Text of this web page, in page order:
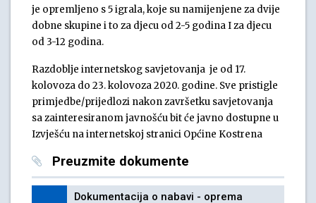
je opremljeno s 5 igrala, koje su namijenjene za dvije
dobne skupine i to za djecu od 2-5 godina I za djecu
od 3-12 godina.
Razdoblje internetskog savjetovanja je od 17.
kolovoza do 23. kolovoza 2020. godine. Sve pristigle
primjedbe/prijedlozi nakon završetku savjetovanja
sa zainteresiranom javnošću bit će javno dostupne u
Izvješću na internetskoj stranici Općine Kostrena
Preuzmite dokumente
Dokumentacija o nabavi - oprema